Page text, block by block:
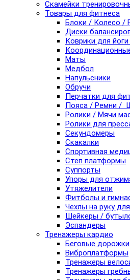
Скамейки
Товары для фитнеса
Блоки / Колесо /
Диски
Коврики для
Маты
Медбол
Напульсники
Обручи
Перчатки для
Пояса / Ремни /
Ролики / Мячи
Ролики для
Секундомеры
Скакалки
Спортивная
Степ платформы
Суппорты
Упоры для
Утяжелители
Фитболы и
Чехлы на руку
Шейкеры /
Эспандеры
Тренажеры кардио
Беговые дорожки
Виброплатформы
Тренажеры
Тренажеры